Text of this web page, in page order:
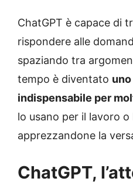
ChatGPT è capace di
rispondere alle
spaziando tra
tempo è diventato
indispensabile per
lo usano per il lavoro
apprezzandone la
ChatGPT,